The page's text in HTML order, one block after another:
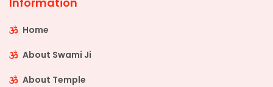
Home
About Swami Ji
About Temple